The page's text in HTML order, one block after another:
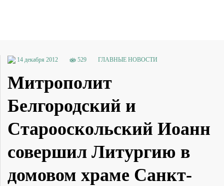
14 декабря 2012 529 ГЛАВНЫЕ НОВОСТИ
Митрополит
Белгородский и
Старооскольский Иоанн
совершил Литургию в
домовом храме Санкт-